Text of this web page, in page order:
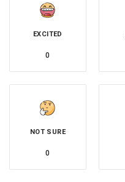
EXCITED
0
NOT SURE
0